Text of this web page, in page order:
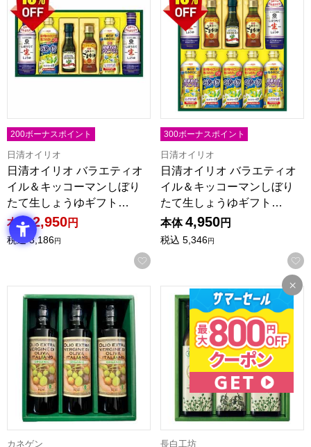
200ボーナスポイント
日清オイリオ
日清オイリオ バラエティオ
イル＆キッコーマンしぼり
たて生しょうゆギフト…
本体 2,950円
税込 3,186円
お気に入りに登録する
300ボーナスポイント
日清オイリオ
日清オイリオ バラエティオ
イル＆キッコーマンしぼり
たて生しょうゆギフト…
本体 4,950円
税込 5,346円
カネゲン オーガニックEXVオリーブオイル3本セット【夏の
カネゲン
長白工坊 有機アマニ油・え
長白工坊